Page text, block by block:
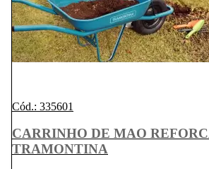
Cód.: 335601
CARRINHO DE MAO
TRAMONTINA